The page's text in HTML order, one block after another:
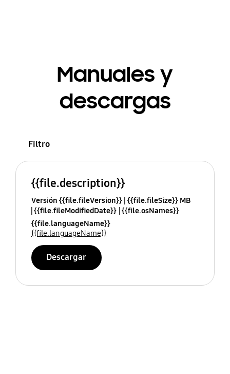
Manuales y
descargas
Filtro
{{file.description}}
Versión {{file.fileVersion}} {{file.fileSize}} MB
{{file.fileModifiedDate}} {{file.osNames}}
{{file.languageName}}
{{file.languageName}}
Descargar